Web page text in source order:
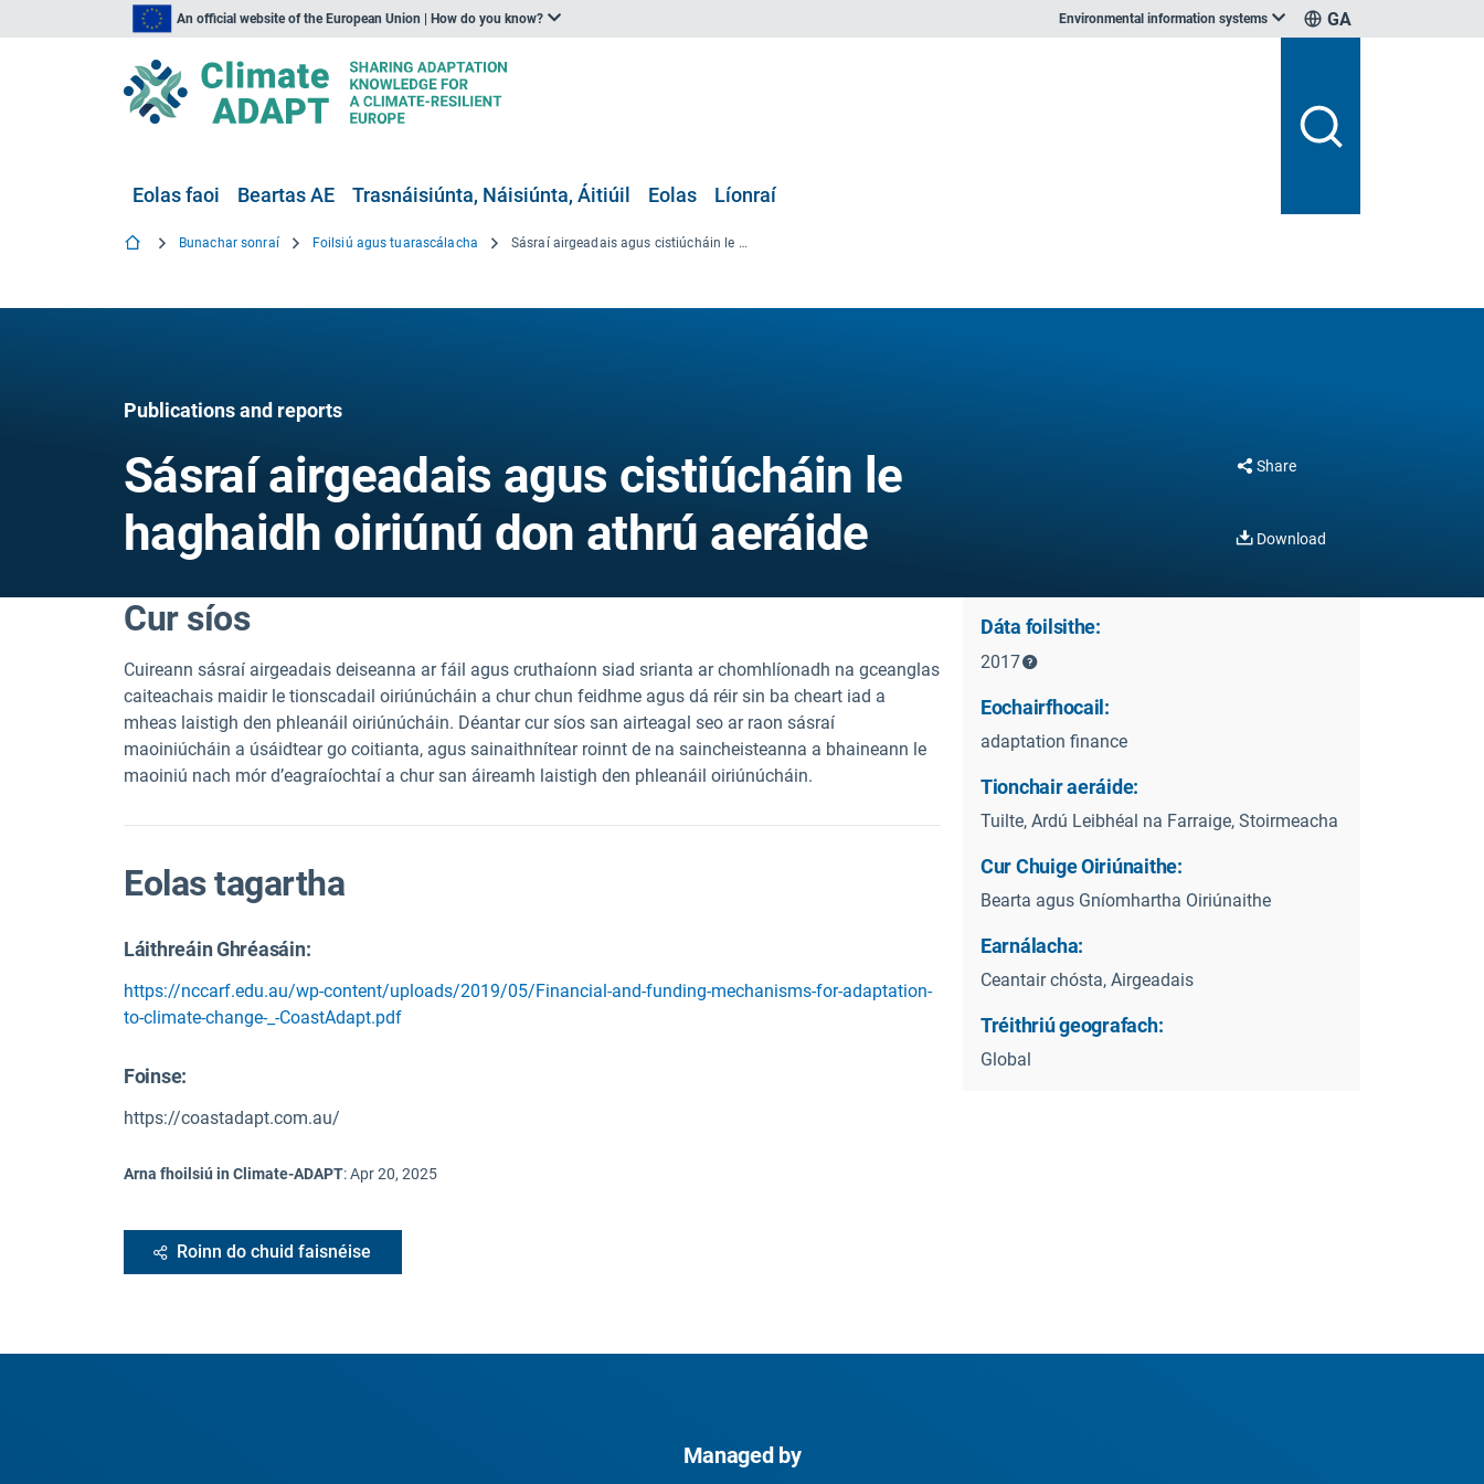
An official website of the European Union | How do you know? Environmental information systems GA
Eolas faoi Beartas AE Trasnáisiúnta, Náisiúnta, Áitiúil Eolas Líonraí
Bunachar sonraí Foilsiú agus tuarascálacha Sásraí airgeadais agus cistiúcháin le haghaidh oiriúnú don athrú aeráide
Publications and reports
Sásraí airgeadais agus cistiúcháin le
haghaidh oiriúnú don athrú aeráide
Share
Download
Cur síos
Cuireann sásraí airgeadais deiseanna ar fáil agus cruthaíonn siad srianta ar chomhlíonadh na gceanglas
caiteachais maidir le tionscadail oiriúnúcháin a chur chun feidhme agus dá réir sin ba cheart iad a
mheas laistigh den phleanáil oiriúnúcháin. Déantar cur síos san airteagal seo ar raon sásraí
maoiniúcháin a úsáidtear go coitianta, agus sainaithnítear roinnt de na saincheisteanna a bhaineann le
maoiniú nach mór d’eagraíochtaí a chur san áireamh laistigh den phleanáil oiriúnúcháin.
Eolas tagartha
Láithreáin Ghréasáin:
https://nccarf.edu.au/wp-content/uploads/2019/05/Financial-and-funding-mechanisms-for-adaptation-
to-climate-change-_-CoastAdapt.pdf
Foinse:
https://coastadapt.com.au/
Arna fhoilsiú in Climate-ADAPT:Apr 20, 2025
Roinn do chuid faisnéise
Dáta foilsithe:
2017
Eochairfhocail:
adaptation finance
Tionchair aeráide:
Tuilte, Ardú Leibhéal na Farraige, Stoirmeacha
Cur Chuige Oiriúnaithe:
Bearta agus Gníomhartha Oiriúnaithe
Earnálacha:
Ceantair chósta, Airgeadais
Tréithriú geografach:
Global
Managed by